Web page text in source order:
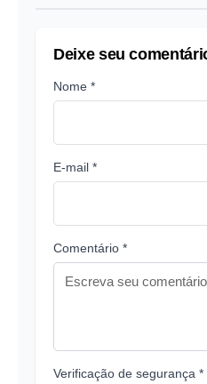
Deixe seu
Nome *
E-mail *
Comentário *
Verificação de segurança *